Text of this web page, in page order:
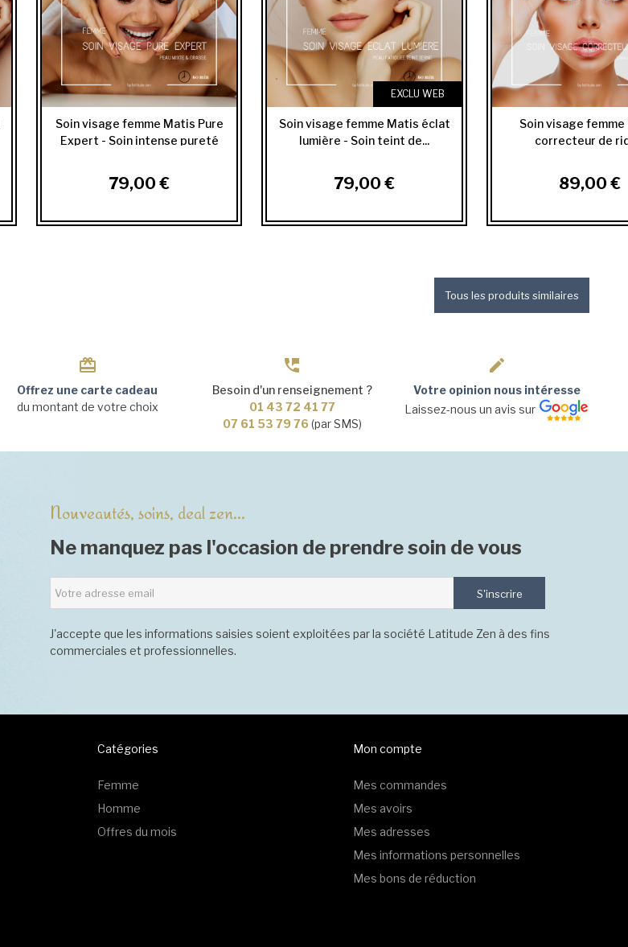
Soin visage femme Matis Pure
Expert - Soin intense pureté
79,00 €
EXCLU WEB
Soin visage femme Matis éclat
lumière - Soin teint de...
79,00 €
Soin visage
correcteur de
89,00 €
Tous les produits similaires
Offrez une carte cadeau
du montant de votre choix
Besoin d'un renseignement ?
01 43 72 41 77
07 61 53 79 76 (par SMS)
Votre opinion nous intéresse
Laissez-nous un avis sur
Nouveautés, soins, deal zen...
Ne manquez pas l'occasion de prendre soin de vous
S'inscrire
J'accepte que les informations saisies soient exploitées par la société Latitude Zen à des fins
commerciales et professionnelles.
Catégories
Femme
Homme
Offres du mois
Mon compte
Mes commandes
Mes avoirs
Mes adresses
Mes informations personnelles
Mes bons de réduction